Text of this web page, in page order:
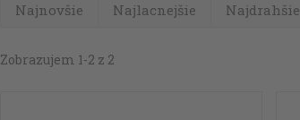
Najnovšie Najlacnejšie Najdrahšie
Zobrazujem 1-2 z 2